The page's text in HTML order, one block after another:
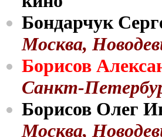
Бондарчук
Москва,
Борисов
Санкт-
Борисов Олег
Москва,